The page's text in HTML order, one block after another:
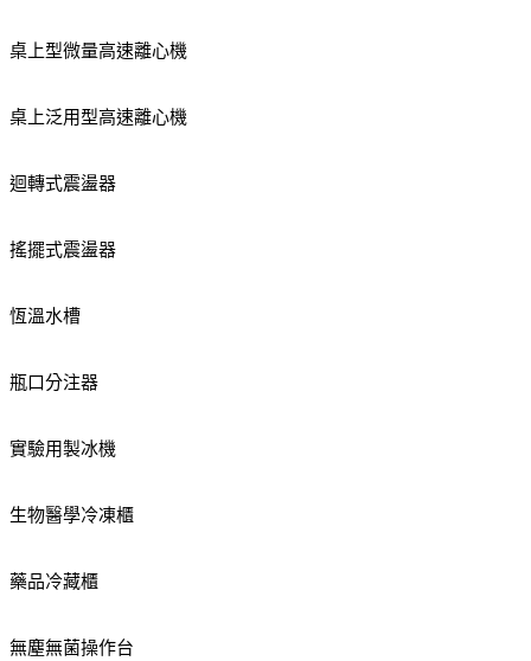
桌上型微量高速離心機
桌上泛用型高速離心機
迴轉式震盪器
搖擺式震盪器
恆溫水槽
瓶口分注器
實驗用製冰機
生物醫學冷凍櫃
藥品冷藏櫃
無塵無菌操作台